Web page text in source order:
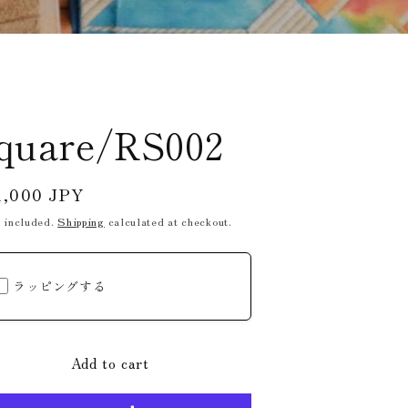
g
i
RS002
JPY
included.Shipping calculated at checkout.
ラッピングする
Add to cart